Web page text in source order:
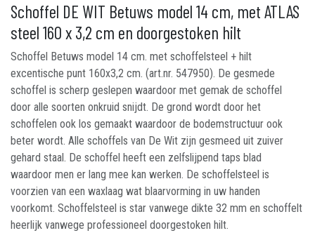
Schoffel DE WIT Betuws model 14 cm, met ATLAS
steel 160 x 3,2 cm en doorgestoken hilt
Schoffel Betuws model 14 cm. met schoffelsteel + hilt
excentische punt 160x3,2 cm. (art.nr. 547950). De gesmede
schoffel is scherp geslepen waardoor met gemak de schoffel
door alle soorten onkruid snijdt. De grond wordt door het
schoffelen ook los gemaakt waardoor de bodemstructuur ook
beter wordt. Alle schoffels van De Wit zijn gesmeed uit zuiver
gehard staal. De schoffel heeft een zelfslijpend taps blad
waardoor men er lang mee kan werken. De schoffelsteel is
voorzien van een waxlaag wat blaarvorming in uw handen
voorkomt. Schoffelsteel is star vanwege dikte 32 mm en schoffelt
heerlijk vanwege professioneel doorgestoken hilt.